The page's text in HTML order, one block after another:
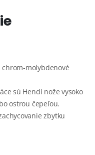
molybdenové
sú Hendi nože vysoko
ostrou čepeľou.
zbytku